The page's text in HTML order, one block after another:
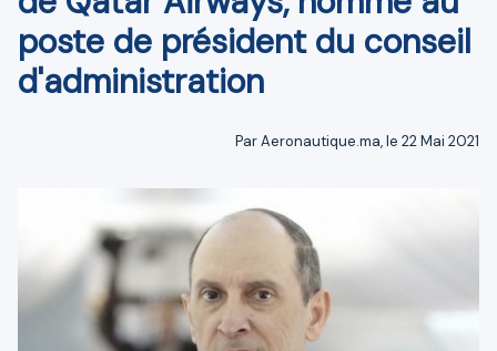
poste de président du conseil
d'administration
Par Aeronautique.ma, le 22 Mai 2021